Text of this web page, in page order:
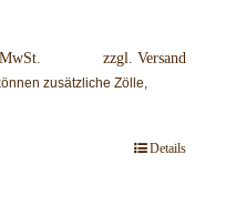
zzgl. Versand
zusätzliche Zölle,
Details